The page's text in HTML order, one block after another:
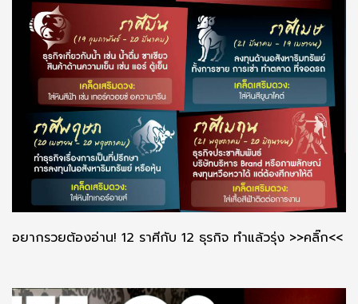
อยากรวยต้องอ่าน! 12 ราศีกับ 12 ธุรกิจ ทำแล้วรุ่ง >>คลิ๊ก<<